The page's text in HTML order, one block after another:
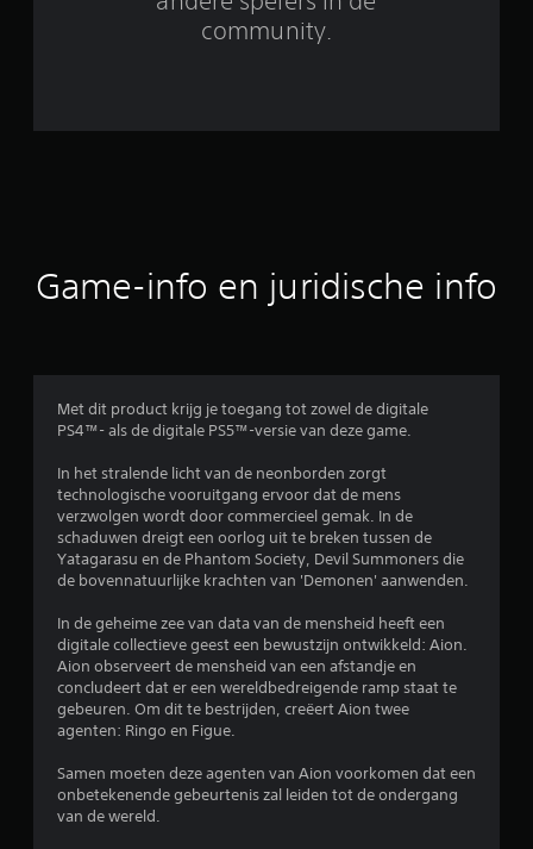
b
o
g
e
community.
Game-info en juridische info
Met dit product krijg je toegang tot zowel de digitale
PS4™- als de digitale PS5™-versie van deze game.
In het stralende licht van de neonborden zorgt
technologische vooruitgang ervoor dat de mens
verzwolgen wordt door commercieel gemak. In de
schaduwen dreigt een oorlog uit te breken tussen de
Yatagarasu en de Phantom Society, Devil Summoners die
de bovennatuurlijke krachten van 'Demonen' aanwenden.
In de geheime zee van data van de mensheid heeft een
digitale collectieve geest een bewustzijn ontwikkeld: Aion.
Aion observeert de mensheid van een afstandje en
concludeert dat er een wereldbedreigende ramp staat te
gebeuren. Om dit te bestrijden, creëert Aion twee
agenten: Ringo en Figue.
Samen moeten deze agenten van Aion voorkomen dat een
onbetekenende gebeurtenis zal leiden tot de ondergang
van de wereld.